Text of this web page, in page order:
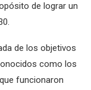
de lograr un
de los objetivos
como los
funcionaron